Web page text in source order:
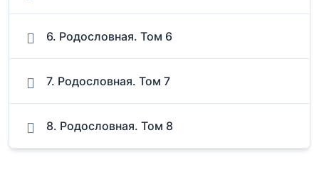
6. Родословная. Том 6
7. Родословная. Том 7
8. Родословная. Том 8